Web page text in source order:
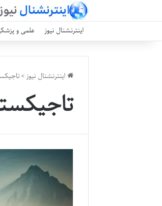
اینترنشنال نیوز علمی و
اینترنشنال نیوز>